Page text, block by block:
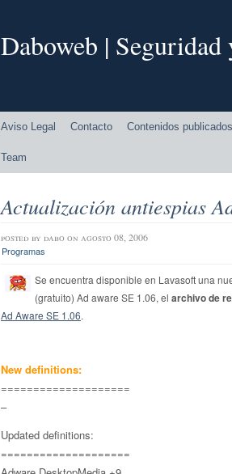
Daboweb |
Aviso Legal Contacto Contenidos publicados
Team
Actualización antiespias
posted by dabo on agosto 08, 2006
Programas
Se encuentra disponible en Lavasoft una
(gratuito) Ad aware SE 1.06, el archivo de
Ad Aware SE 1.06.
New definitions:
====================
–
Updated definitions:
====================